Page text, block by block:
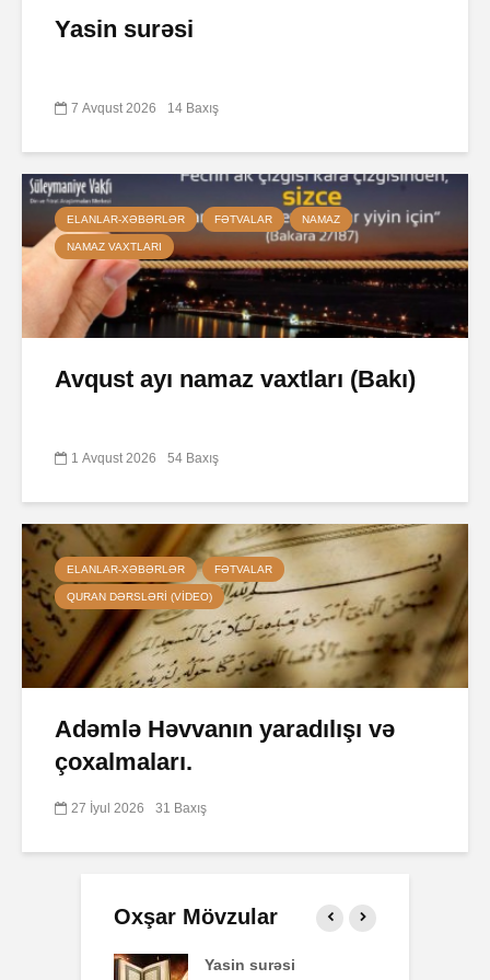
Yasin surəsi
7 Avqust 2026 14 Baxış
ELANLAR-XƏBƏRLƏR FƏTVALAR NAMAZ
NAMAZ VAXTLARI
Avqust ayı namaz vaxtları (Bakı)
1 Avqust 2026 54 Baxış
ELANLAR-XƏBƏRLƏR FƏTVALAR
QURAN DƏRSLƏRI (VIDEO)
Adəmlə Həvvanın yaradılışı və
çoxalmaları.
27 İyul 2026 31 Baxış
Oxşar Mövzular
Qeyri-müsəlmanı